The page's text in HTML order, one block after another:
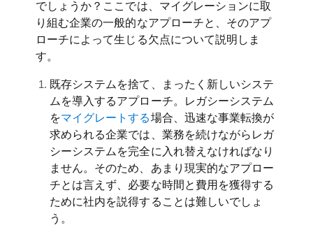
でしょうか？ここでは、マイグレーションに取
り組む企業の一般的なアプローチと、そのアプ
ローチによって生じる欠点について説明しま
す。
既存システムを捨て、まったく新しいシステ
ムを導入するアプローチ。レガシーシステム
をマイグレートする場合、迅速な事業転換が
求められる企業では、業務を続けながらレガ
シーシステムを完全に入れ替えなければなり
ません。そのため、あまり現実的なアプロー
チとは言えず、必要な時間と費用を獲得する
ために社内を説得することは難しいでしょ
う。